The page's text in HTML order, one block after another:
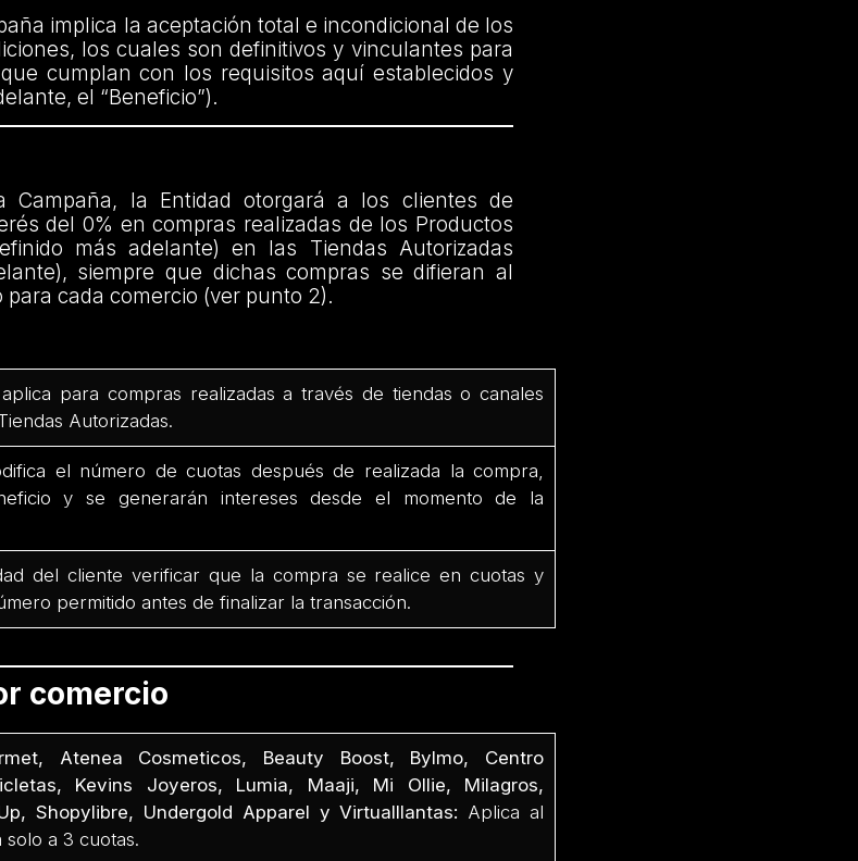
implica la aceptación total e incondicional de los
los cuales son definitivos y vinculantes para
cumplan con los requisitos aquí establecidos y
el “Beneficio”).
Campaña, la Entidad otorgará a los clientes de
del 0% en compras realizadas de los Productos
más adelante) en las Tiendas Autorizadas
siempre que dichas compras se difieran al
cada comercio (ver punto 2).
para compras realizadas a través de tiendas o canales
Autorizadas.
el número de cuotas después de realizada la compra,
y se generarán intereses desde el momento de la
del cliente verificar que la compra se realice en cuotas y
permitido antes de finalizar la transacción.
comercio
Atenea Cosmeticos, Beauty Boost, Bylmo, Centro
Kevins Joyeros, Lumia, Maaji, Mi Ollie, Milagros,
Shopylibre, Undergold Apparel y Virtualllantas: Aplica al
a 3 cuotas.